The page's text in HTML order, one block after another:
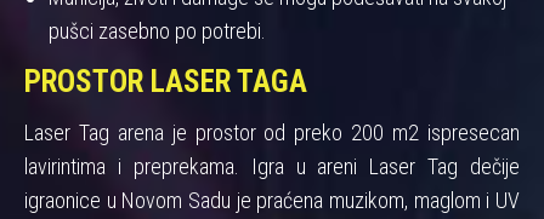
pušci zasebno po potrebi.
PROSTOR LASER TAGA
Laser Tag arena je prostor od preko 200 m2 ispresecan
lavirintima i preprekama. Igra u areni Laser Tag dečije
igraonice u Novom Sadu je praćena muzikom, maglom i UV